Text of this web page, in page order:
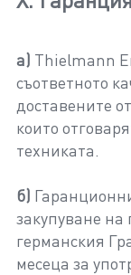
а) Thielmann
съответното
доставените
които
техниката.
б)
закупуване на
германския
месеца за